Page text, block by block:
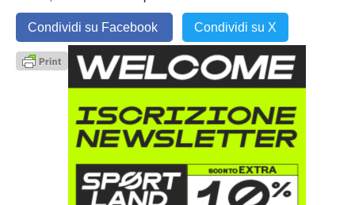
Condividi su Facebook Condividi su X